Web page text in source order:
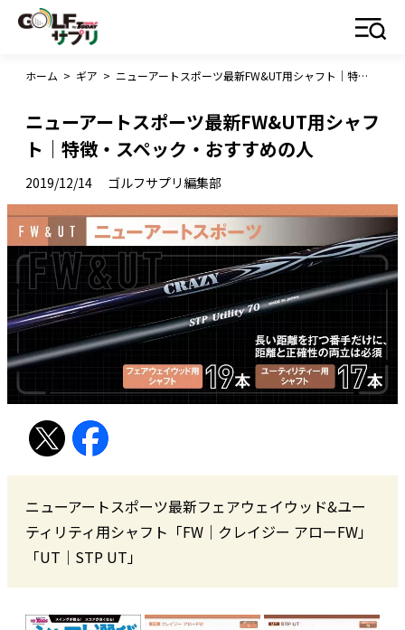
ホーム > ギア > ニューアートスポーツ最新FW&UT用シャフト｜特徴・スペック・おすすめの人
ニューアートスポーツ最新FW&UT用シャフ
ト｜特徴・スペック・おすすめの人
2019/12/14 ゴルフサプリ編集部
ニューアートスポーツ最新フェアウェイウッド&ユー
ティリティ用シャフト「FW｜クレイジー アローFW」
「UT｜STP UT」